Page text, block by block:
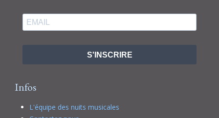
S'INSCRIRE
Infos
L'équipe des nuits musicales